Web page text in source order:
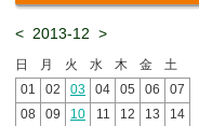
< 2013-12 >
日 月 火 水 木 金
土
01
02 03 04 05 06
07
08
09 10 11 12 13
14